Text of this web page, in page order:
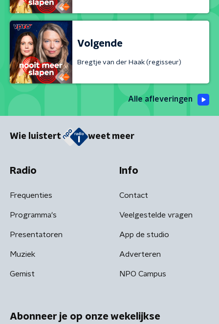
Volgende
Bregtje van der Haak (regisseur)
Alle afleveringen
Wie luistert weet meer
Radio
Frequenties
Programma's
Presentatoren
Muziek
Gemist
Info
Contact
Veelgestelde vragen
App de studio
Adverteren
NPO Campus
Abonneer je op onze wekelijkse